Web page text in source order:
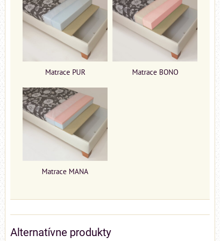
Matrace PUR Matrace BONO
Matrace MANA
Alternatívne produkty